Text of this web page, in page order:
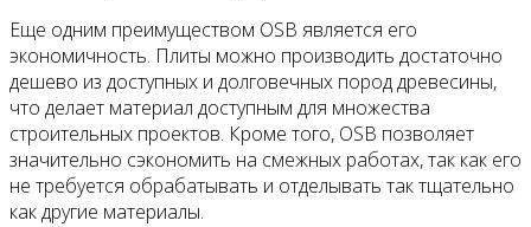
Еще одним преимуществом OSB является его
экономичность. Плиты можно производить достаточно
дешево из доступных и долговечных пород древесины,
что делает материал доступным для множества
строительных проектов. Кроме того, OSB позволяет
значительно сэкономить на смежных работах, так как его
не требуется обрабатывать и отделывать так тщательно
как другие материалы.